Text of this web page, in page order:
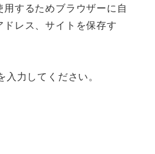
するためブラウザーに自
レス、サイトを保存す
力してください。